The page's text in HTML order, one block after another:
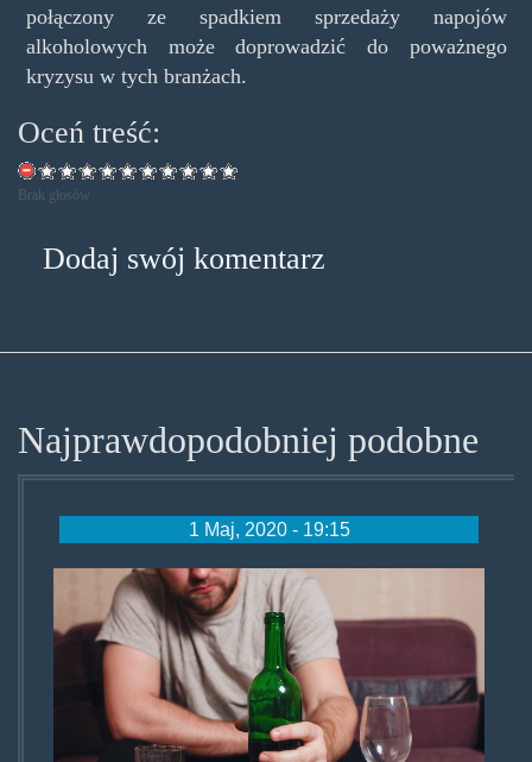
połączony ze spadkiem sprzedaży napojów
alkoholowych może doprowadzić do poważnego
kryzysu w tych branżach.
Oceń treść:
Brak głosów
Dodaj swój komentarz
Najprawdopodobniej podobne
1 Maj, 2020 - 19:15
alko0.jpg